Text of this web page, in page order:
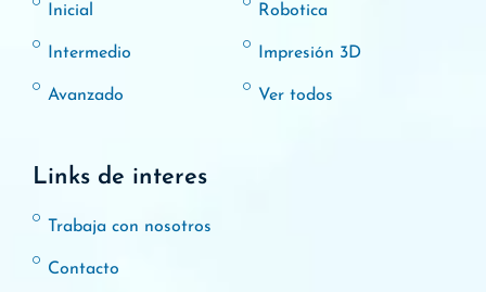
Inicial
Intermedio
Avanzado
Robotica
Impresión 3D
Ver todos
Links de interes
Trabaja con nosotros
Contacto